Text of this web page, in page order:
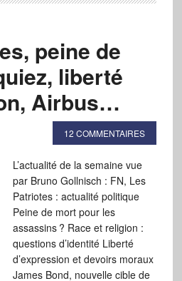
peine de
liberté
Airbus…
12 COMMENTAIRES
L’actualité de la semaine vue
par Bruno Gollnisch : FN, Les
Patriotes : actualité politique
Peine de mort pour les
assassins ? Race et religion :
questions d’identité Liberté
d’expression et devoirs moraux
James Bond, nouvelle cible de